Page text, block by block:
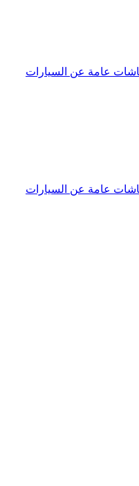
عامة عن السيارات
عامة عن السيارات